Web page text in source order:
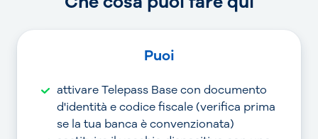
Puoi
attivare Telepass Base con documento
d'identità e codice fiscale (verifica prima
se la tua banca è convenzionata)